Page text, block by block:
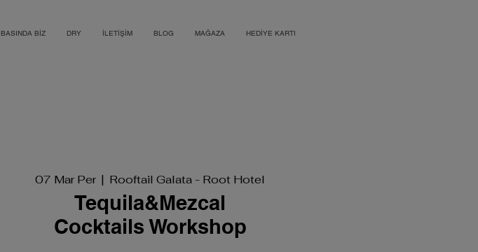
BASINDA BİZ DRY İLETİŞİM BLOG MAĞAZA HEDİYE KARTI
07 Mar Per
  |
Rooftail Galata - Root Hotel
Tequila&Mezcal
Cocktails Workshop